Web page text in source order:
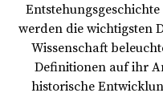
werden die wichtigsten
Wissenschaft
Definitionen auf ihr
historische